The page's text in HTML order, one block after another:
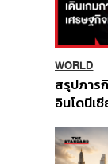
WORLD
สรุปภาร
อินโดนีเ
ส่วนยุทธ
อินโดนีเซีย